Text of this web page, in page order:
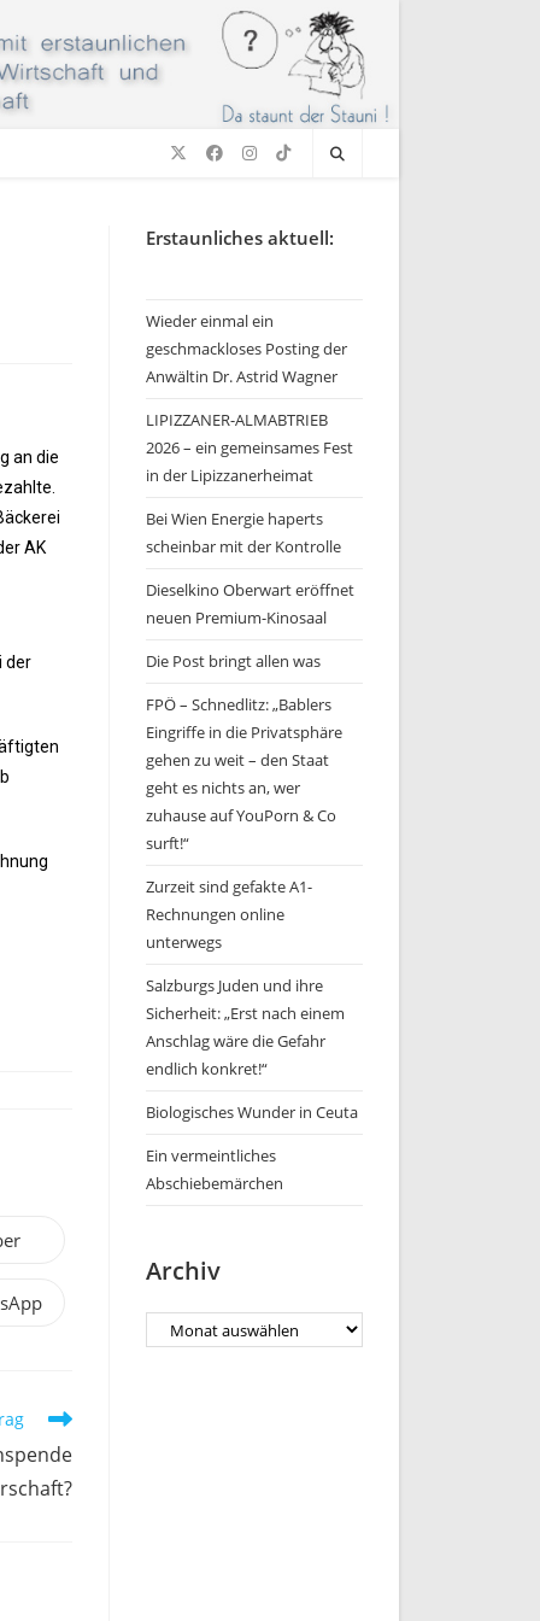
an die
AK
der
Erstaunliches aktuell:
Wieder einmal ein
geschmackloses Posting der
Anwältin Dr. Astrid Wagner
LIPIZZANER-ALMABTRIEB
2026 – ein gemeinsames Fest
in der Lipizzanerheimat
Bei Wien Energie haperts
scheinbar mit der Kontrolle
Dieselkino Oberwart eröffnet
neuen Premium-Kinosaal
Die Post bringt allen was
FPÖ – Schnedlitz: „Bablers
Eingriffe in die Privatsphäre
gehen zu weit – den Staat
geht es nichts an, wer
zuhause auf YouPorn & Co
surft!“
Zurzeit sind gefakte A1-
Rechnungen online
unterwegs
Salzburgs Juden und ihre
Sicherheit: „Erst nach einem
Anschlag wäre die Gefahr
endlich konkret!“
Biologisches Wunder in Ceuta
Ein vermeintliches
Abschiebemärchen
Archiv